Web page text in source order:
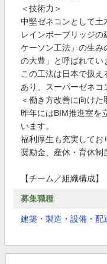
＜技術力＞
中堅ゼネコンとして土
レインボーブリッジ
ケーソン工法」の生み
の大豊」と呼ばれてい
この工法は日本で扱
あり、スーパーゼネコ
＜働き方改善に向けた
昨年にはBIM推進室を
います。
福利厚生も充実してお
奨励金、産休・育休制
【チーム／組織構成】
募集職種
建築・製造・設備・配